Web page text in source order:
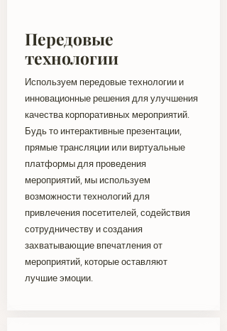
Передовые
технологии
Используем передовые технологии и
инновационные решения для улучшения
качества корпоративных мероприятий.
Будь то интерактивные презентации,
прямые трансляции или виртуальные
платформы для проведения
мероприятий, мы используем
возможности технологий для
привлечения посетителей, содействия
сотрудничеству и создания
захватывающие впечатления от
мероприятий, которые оставляют
лучшие эмоции.